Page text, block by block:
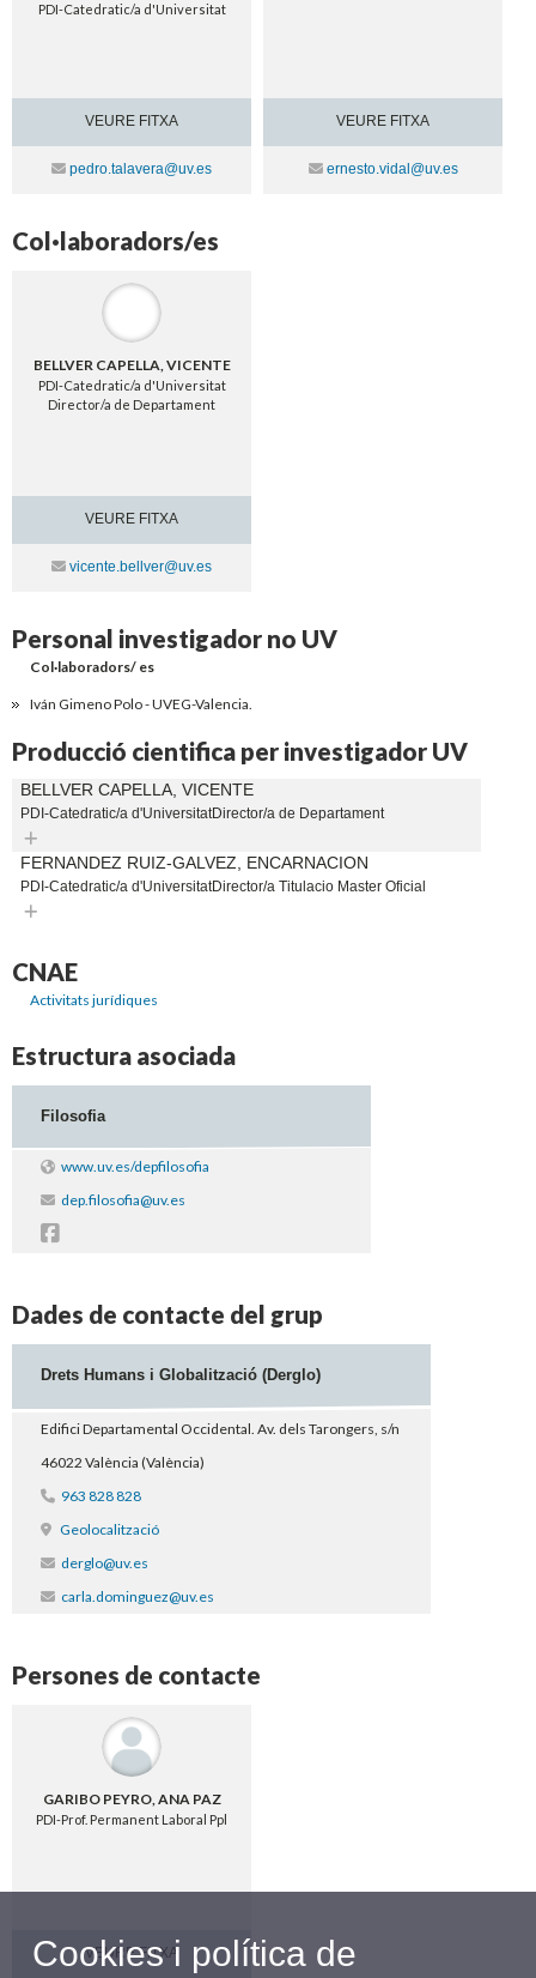
PDI-Catedratic/a d'Universitat
VEURE FITXA
Contacte
pedro.talavera@uv.es
VEURE FITXA
Contacte
ernesto.vidal@uv.es
Col·laboradors/es
BELLVER CAPELLA, VICENTE
PDI-Catedratic/a d'Universitat
Director/a de Departament
VEURE FITXA
Contacte
vicente.bellver@uv.es
Personal investigador no UV
Col·laboradors/ es
Iván Gimeno Polo - UVEG-Valencia.
Producció cientifica per investigador UV
BELLVER CAPELLA, VICENTE
PDI-Catedratic/a d'UniversitatDirector/a de Departament
Expandir
FERNANDEZ RUIZ-GALVEZ, ENCARNACION
PDI-Catedratic/a d'UniversitatDirector/a Titulacio Master Oficial
Expandir
CNAE
Activitats jurídiques
Estructura asociada
Filosofia
www.uv.es/depfilosofia
dep.filosofia@uv.es
Dades de contacte del grup
Drets Humans i Globalització (Derglo)
Edifici Departamental Occidental. Av. dels Tarongers, s/n
46022 València (València)
963 828 828
Geolocalització
derglo@uv.es
carla.dominguez@uv.es
Persones de contacte
GARIBO PEYRO, ANA PAZ
PDI-Prof. Permanent Laboral Ppl
VEURE FITXA
Cookies i política de